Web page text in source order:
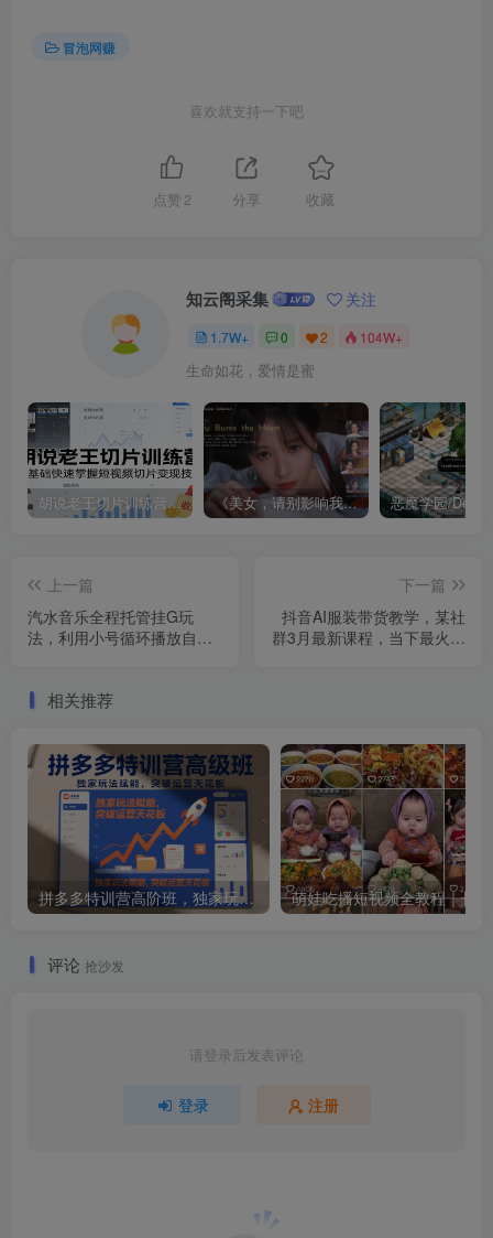
冒泡网赚
喜欢就支持一下吧
点赞 2 分享 收藏
知云阁采集 关注
1.7W+ 0 2 104W+
生命如花，爱情是蜜
胡说老王切片训练营，零基础快速掌握短视频切片变现技巧 《美女，请别影响我成仙全球版》中文版
上一篇
汽水音乐全程托管挂G玩
法，利用小号循环播放自己
下一篇
抖音AI服装带货教学，某社
群3月最新课程，当下最火玩
相关推荐
拼多多特训营高阶班，独家玩法赋能，突破运营天花板(更新260805)
评论 抢沙发
请登录后发表评论
登录 注册